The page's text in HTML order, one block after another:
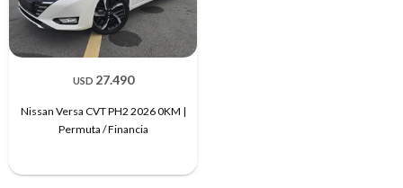
USD 27.490
Nissan Versa CVT PH2 2026 0KM |
Permuta / Financia